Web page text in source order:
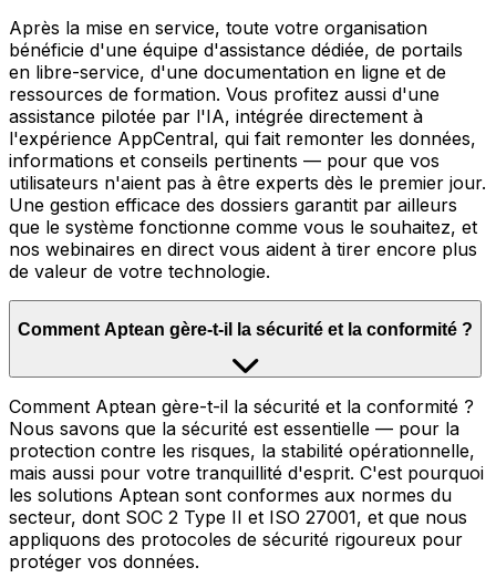
Après la mise en service, toute votre organisation
bénéficie d'une équipe d'assistance dédiée, de portails
en libre-service, d'une documentation en ligne et de
ressources de formation. Vous profitez aussi d'une
assistance pilotée par l'IA, intégrée directement à
l'expérience AppCentral, qui fait remonter les données,
informations et conseils pertinents — pour que vos
utilisateurs n'aient pas à être experts dès le premier jour.
Une gestion efficace des dossiers garantit par ailleurs
que le système fonctionne comme vous le souhaitez, et
nos webinaires en direct vous aident à tirer encore plus
de valeur de votre technologie.
Comment Aptean gère-t-il la sécurité et la conformité ?
Comment Aptean gère-t-il la sécurité et la conformité ?
Nous savons que la sécurité est essentielle — pour la
protection contre les risques, la stabilité opérationnelle,
mais aussi pour votre tranquillité d'esprit. C'est pourquoi
les solutions Aptean sont conformes aux normes du
secteur, dont SOC 2 Type II et ISO 27001, et que nous
appliquons des protocoles de sécurité rigoureux pour
protéger vos données.